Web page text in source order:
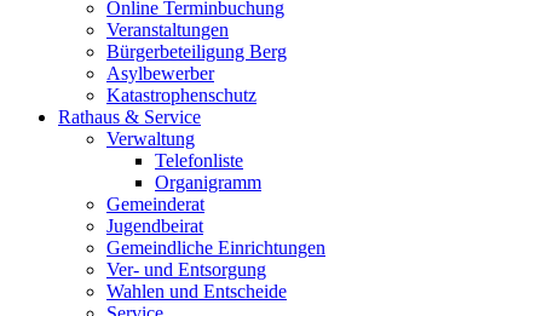
Online Terminbuchung
Veranstaltungen
Bürgerbeteiligung Berg
Asylbewerber
Katastrophenschutz
Rathaus & Service
Verwaltung
Telefonliste
Organigramm
Gemeinderat
Jugendbeirat
Gemeindliche Einrichtungen
Ver- und Entsorgung
Wahlen und Entscheide